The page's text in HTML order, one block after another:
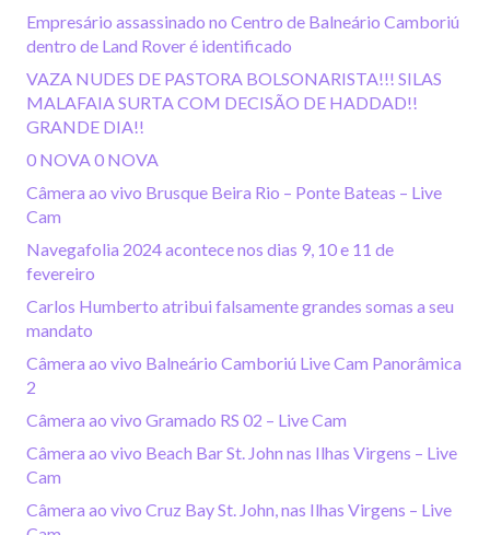
Empresário assassinado no Centro de Balneário Camboriú
dentro de Land Rover é identificado
VAZA NUDES DE PASTORA BOLSONARISTA!!! SILAS
MALAFAIA SURTA COM DECISÃO DE HADDAD!!
GRANDE DIA!!
0 NOVA 0 NOVA
Câmera ao vivo Brusque Beira Rio – Ponte Bateas – Live
Cam
Navegafolia 2024 acontece nos dias 9, 10 e 11 de
fevereiro
Carlos Humberto atribui falsamente grandes somas a seu
mandato
Câmera ao vivo Balneário Camboriú Live Cam Panorâmica
2
Câmera ao vivo Gramado RS 02 – Live Cam
Câmera ao vivo Beach Bar St. John nas Ilhas Virgens – Live
Cam
Câmera ao vivo Cruz Bay St. John, nas Ilhas Virgens – Live